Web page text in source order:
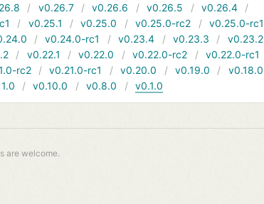
v0.26.7 v0.26.6 v0.26.5
v0.26.4
v0.25.1 v0.25.0 v0.25.0-rc2
v0.25.0-rc1
v0.24.0-rc1 v0.23.4 v0.23.3
v0.23.2
v0.22.1 v0.22.0 v0.22.0-rc2
v0.22.0-rc1
rc2 v0.21.0-rc1 v0.20.0 v0.19.0
v0.18.0
v0.10.0 v0.8.0 v0.1.0
are welcome.